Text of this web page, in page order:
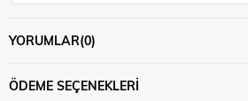
YORUMLAR(0)
ÖDEME SEÇENEKLERI